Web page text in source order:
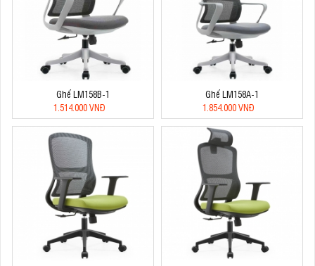
Ghế LM158B-1
1.514.000 VNĐ
Ghế LM158A-1
1.854.000 VNĐ